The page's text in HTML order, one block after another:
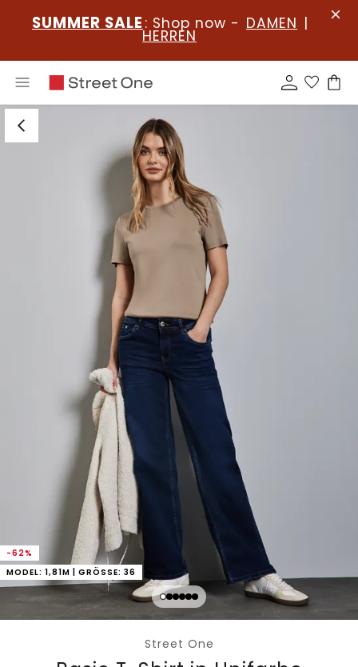
SUMMER SALE : Shop now - DAMEN |
HERREN
-62%
MODEL: 1,81M | GRÖSSE: 36
Street One